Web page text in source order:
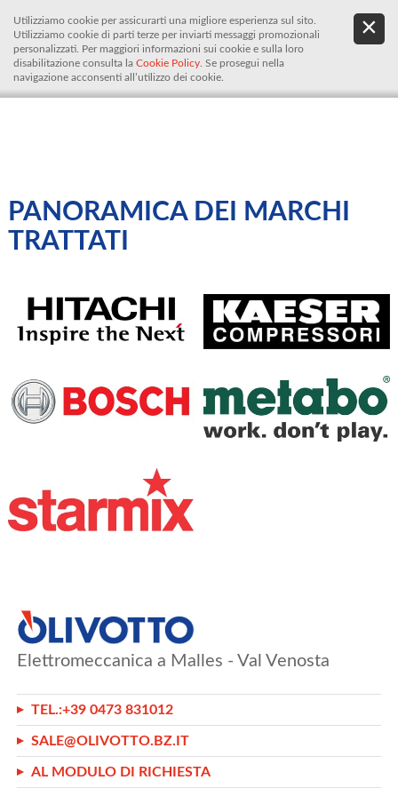
Utilizziamo cookie per assicurarti una migliore esperienza sul sito.
Utilizziamo cookie di parti terze per inviarti messaggi promozionali
personalizzati. Per maggiori informazioni sui cookie e sulla loro
disabilitazione consulta la Cookie Policy . Se prosegui nella
navigazione acconsenti all’utilizzo dei cookie.
De.It
PANORAMICA DEI MARCHI
TRATTATI
Elettromeccanica a Malles - Val Venosta
TEL.:+39 0473 831012
SALE@OLIVOTTO.BZ.IT
AL MODULO DI RICHIESTA